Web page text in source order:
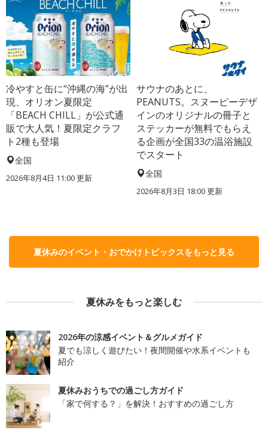
冷やすと缶に“沖縄の海”が出
現、オリオン夏限定
「BEACH CHILL」が公式通
販で大人気！夏限定クラフ
ト2種も登場
全国
2026年8月4日 11:00更新
サウナのあとに、
PEANUTS。スヌーピーデザ
インのオリジナルの冊子と
ステッカーが無料でもらえ
る企画が全国33の温浴施設
でスタート
全国
2026年8月3日 18:00更新
夏休みのイベント・おでかけトピックスをもっと見る
夏休みをもっと楽しむ
2026年の涼感イベント＆グルメガイド
夏でも涼しく遊びたい！夜間開催や水系イベントも
紹介
夏休みおうちでの過ごし方ガイド
「家で何する？」を解決！おすすめの過ごし方